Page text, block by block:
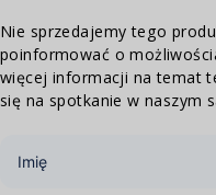
Nie sprzedajemy tego
poinformować o
więcej informacji na temat
się na spotkanie w naszym